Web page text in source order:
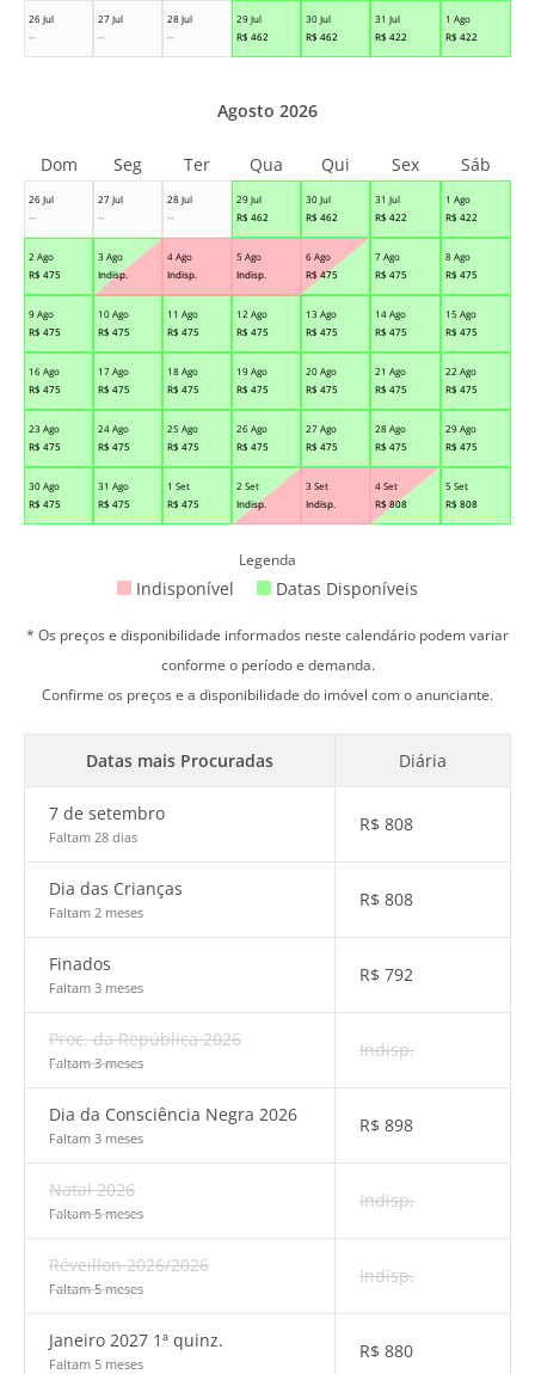
26 Jul
--
27 Jul
--
28 Jul
--
29 Jul
R$ 462
30 Jul
R$ 462
31 Jul
R$ 422
1 Ago
R$ 422
26 Jul
--
27 Jul
--
28 Jul
--
29 Jul
R$ 462
30 Jul
R$ 462
31 Jul
R$ 422
1 Ago
R$ 422
2 Ago
R$ 475
3 Ago
Indisp.
4 Ago
Indisp.
5 Ago
Indisp.
6 Ago
R$ 475
7 Ago
R$ 475
8 Ago
R$ 475
9 Ago
R$ 475
10 Ago
R$ 475
11 Ago
R$ 475
12 Ago
R$ 475
13 Ago
R$ 475
14 Ago
R$ 475
15 Ago
R$ 475
16 Ago
R$ 475
17 Ago
R$ 475
18 Ago
R$ 475
19 Ago
R$ 475
20 Ago
R$ 475
21 Ago
R$ 475
22 Ago
R$ 475
23 Ago
R$ 475
24 Ago
R$ 475
25 Ago
R$ 475
26 Ago
R$ 475
27 Ago
R$ 475
28 Ago
R$ 475
29 Ago
R$ 475
30 Ago
R$ 475
31 Ago
R$ 475
1 Set
R$ 475
2 Set
Indisp.
3 Set
Indisp.
4 Set
R$ 808
5 Set
R$ 808
Agosto 2026
Dom Seg Ter Qua Qui Sex Sáb
Legenda
Indisponível Datas Disponíveis
* Os preços e disponibilidade informados neste calendário podem variar
conforme o período e demanda.
Confirme os preços e a disponibilidade do imóvel com o anunciante.
Datas mais Procuradas Diária
7 de setembro
Faltam 28 dias
R$ 808
Dia das Crianças
Faltam 2 meses
R$ 808
Finados
Faltam 3 meses
R$ 792
Proc. da República 2026
Faltam 3 meses
Indisp.
Dia da Consciência Negra 2026
Faltam 3 meses
R$ 898
Natal 2026
Faltam 5 meses
Indisp.
Réveillon 2026/2026
Faltam 5 meses
Indisp.
Janeiro 2027 1ª quinz.
Faltam 5 meses
R$ 880